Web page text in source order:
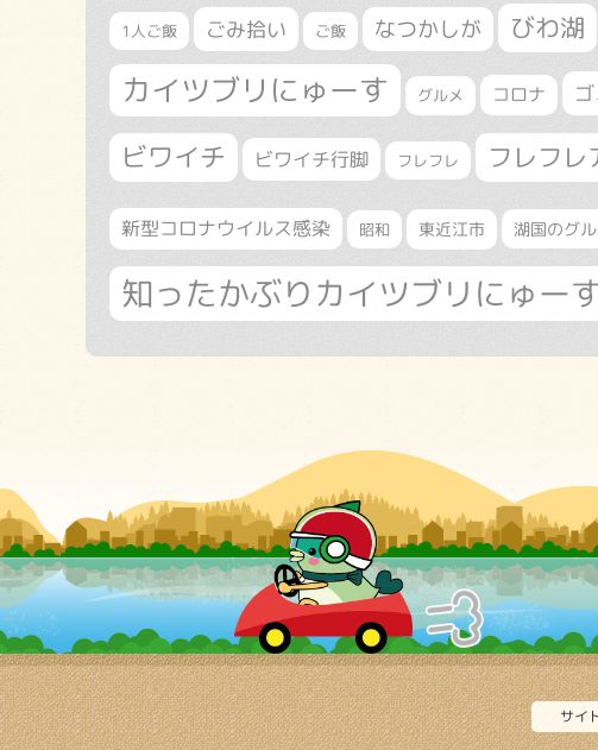
1人ご飯 ごみ拾い ご飯 なつかしが びわ湖
カイツブリにゅーす グルメ コロナ
ビワイチ ビワイチ行脚 フレフレ フレフレ
新型コロナウイルス感染 昭和 東近江市 湖国のグ
知ったかぶりカイツブリにゅー
サイ